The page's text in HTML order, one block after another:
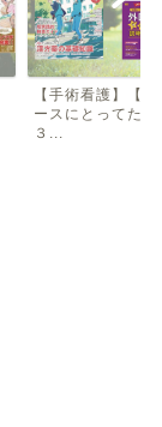
【手術看護】【
ースにとってため
３...